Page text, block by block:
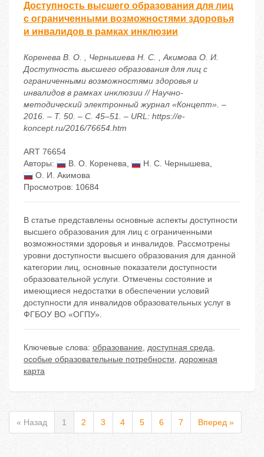
Доступность высшего образования для лиц
с ограниченными возможностями здоровья
и инвалидов в рамках инклюзии
Коренева В. О. , Чернышева Н. С. , Акимова О. И.
Доступность высшего образования для лиц с
ограниченными возможностями здоровья и
инвалидов в рамках инклюзии // Научно-
методический электронный журнал «Концепт». –
2016. – Т. 50. – С. 45–51. – URL: https://e-
koncept.ru/2016/76654.htm
ART 76654
Авторы:
В. О. Коренева, Н. С. Чернышева,
О. И. Акимова
Просмотров: 10684
В статье представлены основные аспекты доступности
высшего образования для лиц с ограниченными
возможностями здоровья и инвалидов. Рассмотрены
уровни доступности высшего образования для данной
категории лиц, основные показатели доступности
образовательной услуги. Отмечены состояние и
имеющиеся недостатки в обеспечении условий
доступности для инвалидов образовательных услуг в
ФГБОУ ВО «ОГПУ».
Ключевые слова: образование, доступная среда,
особые образовательные потребности, дорожная
карта
« Назад 1 2 3 4 5 6 7 Вперед »